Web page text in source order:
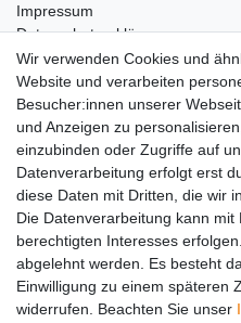
Impressum
Daten­schutz­erklärung
AGB
Partners
Social Media
Wir verwenden Cookies und
Website und verarbeiten
Besucher:innen unserer
und Anzeigen zu
einzubinden oder Zugriffe auf
Datenverarbeitung erfolgt erst
diese Daten mit Dritten, die wir
Die Datenverarbeitung kann
berechtigten Interesses
abgelehnt werden. Es besteht
Einwilligung zu einem späteren
widerrufen. Beachten Sie unser